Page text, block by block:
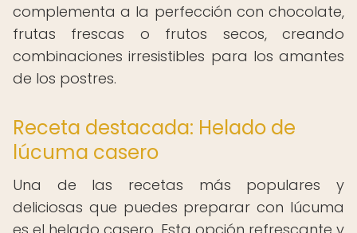
complementa a la perfección con chocolate,
frutas frescas o frutos secos, creando
combinaciones irresistibles para los amantes
de los postres.
Receta destacada: Helado de
lúcuma casero
Una de las recetas más populares y
deliciosas que puedes preparar con lúcuma